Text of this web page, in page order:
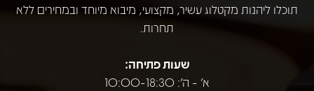
תוכלו ליהנות מקטלוג עשיר, מקצועי, מיבוא מיוחד ובמחירים ללא
תחרות.
שעות פתיחה:
א' - ה': 10:00-18:30